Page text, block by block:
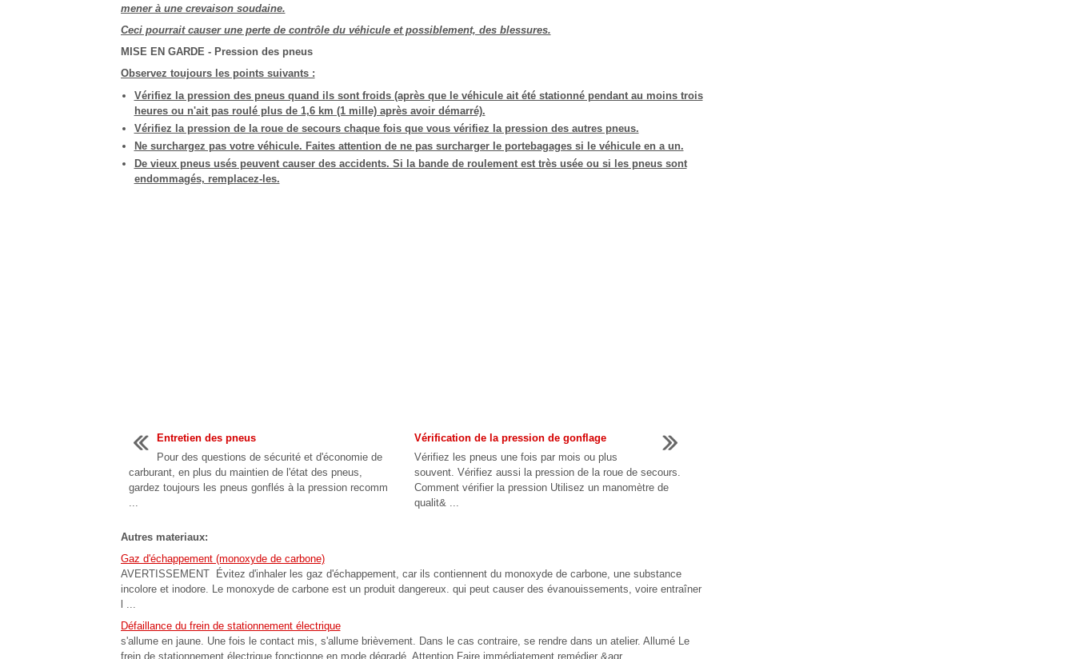
mener à une crevaison soudaine.
Ceci pourrait causer une perte de contrôle du véhicule et possiblement, des blessures.
MISE EN GARDE - Pression des pneus
Observez toujours les points suivants :
Vérifiez la pression des pneus quand ils sont froids (après que le véhicule ait été stationné pendant au moins trois
heures ou n'ait pas roulé plus de 1,6 km (1 mille) après avoir démarré).
Vérifiez la pression de la roue de secours chaque fois que vous vérifiez la pression des autres pneus.
Ne surchargez pas votre véhicule. Faites attention de ne pas surcharger le portebagages si le véhicule en a un.
De vieux pneus usés peuvent causer des accidents. Si la bande de roulement est très usée ou si les pneus sont
endommagés, remplacez-les.
Entretien des pneus
Pour des questions de sécurité et d'économie de
carburant, en plus du maintien de l'état des pneus,
gardez toujours les pneus gonflés à la pression recomm
Vérification de la pression de gonflage
Vérifiez les pneus une fois par mois ou plus
souvent. Vérifiez aussi la pression de la roue de secours.
Comment vérifier la pression Utilisez un manomètre de
qualit& ...
Autres materiaux:
Gaz d'échappement (monoxyde de carbone)
AVERTISSEMENT Évitez d'inhaler les gaz d'échappement, car ils contiennent du monoxyde de carbone, une substance
incolore et inodore. Le monoxyde de carbone est un produit dangereux. qui peut causer des évanouissements, voire entraîner
Défaillance du frein de stationnement électrique
s'allume en jaune. Une fois le contact mis, s'allume brièvement. Dans le cas contraire, se rendre dans un atelier. Allumé Le
frein de stationnement électrique fonctionne en mode dégradé. Attention Faire immédiatement remédier &agr ...